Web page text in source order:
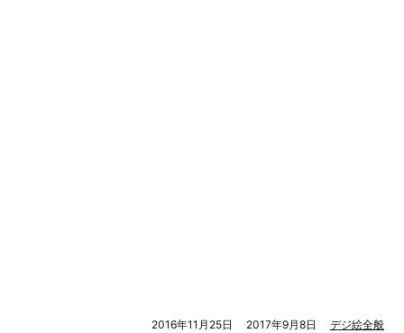
2016年11月25日 2017年9月8日 デジ絵全般